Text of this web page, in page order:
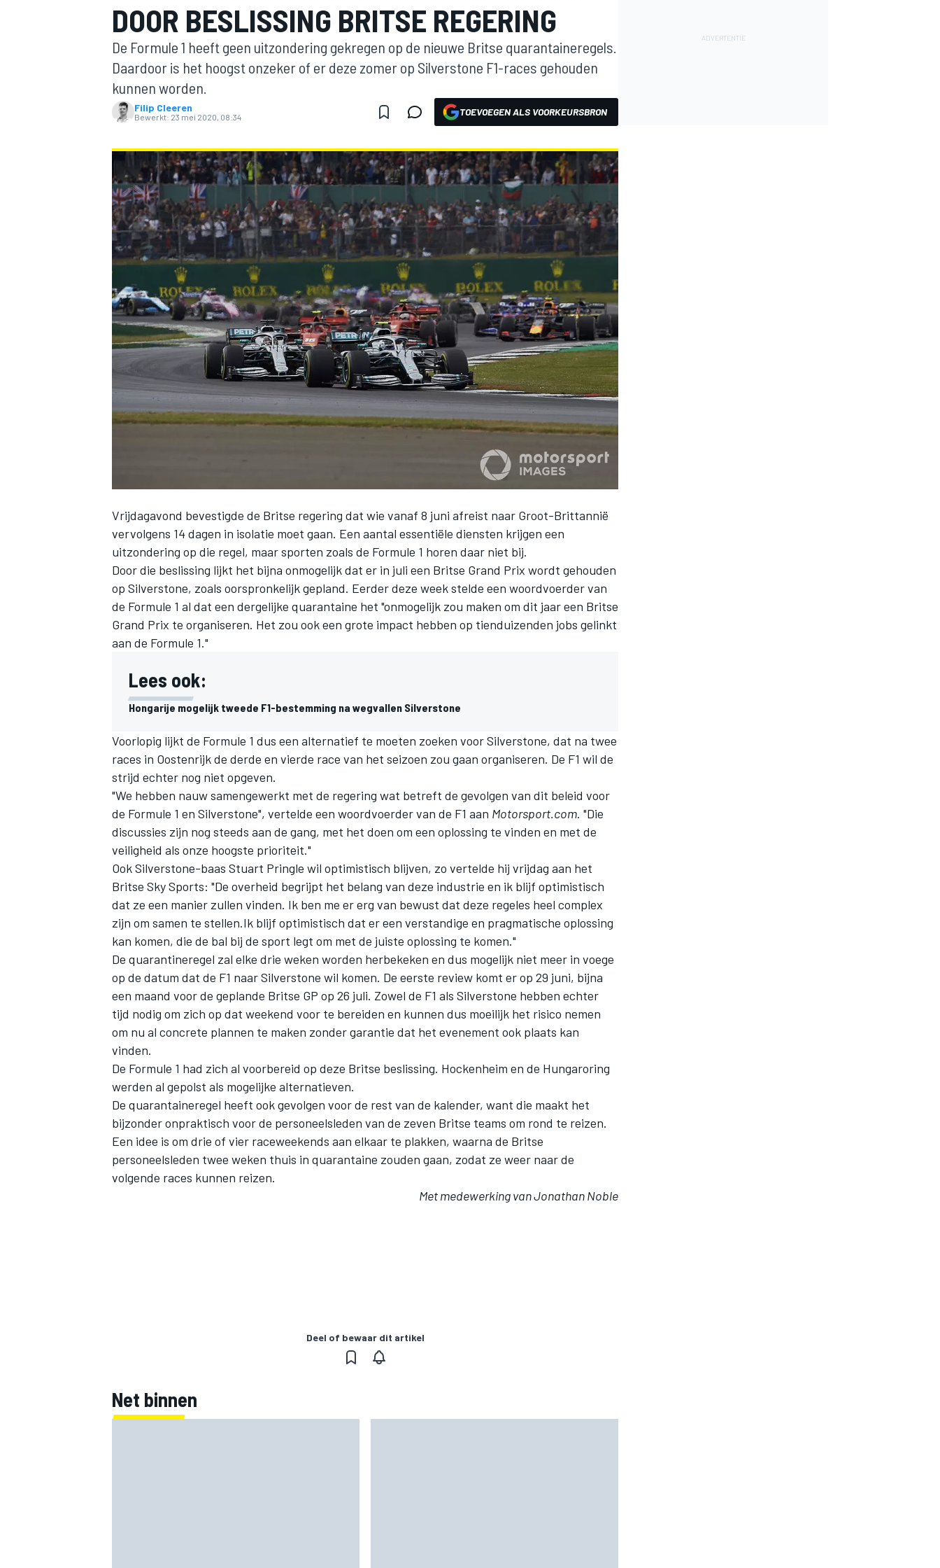
MOTOGP
INDYCAR
WEC DTM
DOOR BESLISSING BRITSE REGERING
De Formule 1 heeft geen uitzondering gekregen op de nieuwe Britse quarantaineregels.
Daardoor is het hoogst onzeker of er deze zomer op Silverstone F1-races gehouden
kunnen worden.
Filip Cleeren
Bewerkt: 23 mei 2020, 08:34 TOEVOEGEN ALS VOORKEURSBRON
Vrijdagavond bevestigde de Britse regering dat wie vanaf 8 juni afreist naar Groot-Brittannië
vervolgens 14 dagen in isolatie moet gaan. Een aantal essentiële diensten krijgen een
uitzondering op die regel, maar sporten zoals de Formule 1 horen daar niet bij.
Door die beslissing lijkt het bijna onmogelijk dat er in juli een Britse Grand Prix wordt gehouden
op Silverstone, zoals oorspronkelijk gepland. Eerder deze week stelde een woordvoerder van
de Formule 1 al dat een dergelijke quarantaine het "onmogelijk zou maken om dit jaar een Britse
Grand Prix te organiseren. Het zou ook een grote impact hebben op tienduizenden jobs gelinkt
aan de Formule 1."
Lees ook:
Hongarije mogelijk tweede F1-bestemming na wegvallen Silverstone
Voorlopig lijkt de Formule 1 dus een alternatief te moeten zoeken voor Silverstone, dat na twee
races in Oostenrijk de derde en vierde race van het seizoen zou gaan organiseren. De F1 wil de
strijd echter nog niet opgeven.
"We hebben nauw samengewerkt met de regering wat betreft de gevolgen van dit beleid voor
de Formule 1 en Silverstone", vertelde een woordvoerder van de F1 aan Motorsport.com. "Die
discussies zijn nog steeds aan de gang, met het doen om een oplossing te vinden en met de
veiligheid als onze hoogste prioriteit."
Ook Silverstone-baas Stuart Pringle wil optimistisch blijven, zo vertelde hij vrijdag aan het
Britse Sky Sports: "De overheid begrijpt het belang van deze industrie en ik blijf optimistisch
dat ze een manier zullen vinden. Ik ben me er erg van bewust dat deze regeles heel complex
zijn om samen te stellen.Ik blijf optimistisch dat er een verstandige en pragmatische oplossing
kan komen, die de bal bij de sport legt om met de juiste oplossing te komen."
De quarantineregel zal elke drie weken worden herbekeken en dus mogelijk niet meer in voege
op de datum dat de F1 naar Silverstone wil komen. De eerste review komt er op 29 juni, bijna
een maand voor de geplande Britse GP op 26 juli. Zowel de F1 als Silverstone hebben echter
tijd nodig om zich op dat weekend voor te bereiden en kunnen dus moeilijk het risico nemen
om nu al concrete plannen te maken zonder garantie dat het evenement ook plaats kan
vinden.
De Formule 1 had zich al voorbereid op deze Britse beslissing. Hockenheim en de Hungaroring
werden al gepolst als mogelijke alternatieven.
De quarantaineregel heeft ook gevolgen voor de rest van de kalender, want die maakt het
bijzonder onpraktisch voor de personeelsleden van de zeven Britse teams om rond te reizen.
Een idee is om drie of vier raceweekends aan elkaar te plakken, waarna de Britse
personeelsleden twee weken thuis in quarantaine zouden gaan, zodat ze weer naar de
volgende races kunnen reizen.
Met medewerking van Jonathan Noble
Deel of bewaar dit artikel
Net binnen